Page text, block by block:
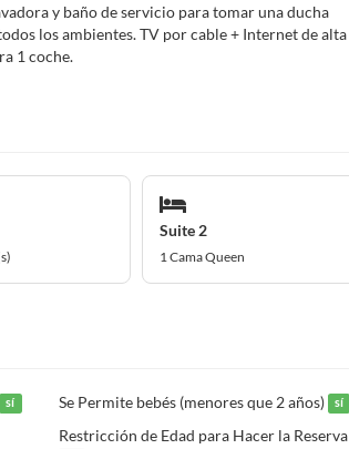
y baño de servicio para tomar una ducha
los ambientes. TV por cable + Internet de alta
1 coche.
Suite 2
1 Cama Queen
sí Se Permite bebés (menores que 2 años) sí
Restricción de Edad para Hacer la Reserva